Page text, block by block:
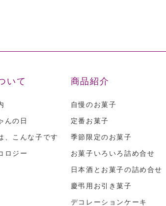
いて
んの日
、こんな子です
ロジー
商品紹介
自慢のお菓子
定番お菓子
季節限定のお菓子
お菓子いろいろ詰め合せ
日本酒とお菓子の詰め合せ
慶弔用お引き菓子
デコレーションケーキ